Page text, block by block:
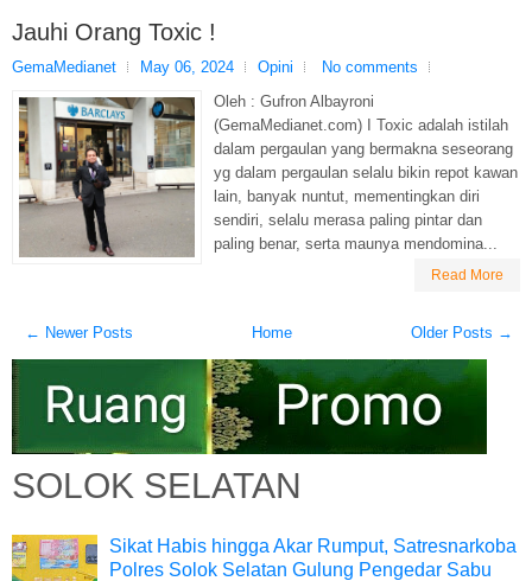
Jauhi Orang Toxic !
GemaMedianet May 06, 2024 Opini
No comments
Oleh : Gufron Albayroni
(GemaMedianet.com) I Toxic adalah istilah
dalam pergaulan yang bermakna seseorang
yg dalam pergaulan selalu bikin repot kawan
lain, banyak nuntut, mementingkan diri
sendiri, selalu merasa paling pintar dan
paling benar, serta maunya mendomina...
Read More
← Newer Posts Older Posts →
Home
SOLOK SELATAN
Sikat Habis hingga Akar Rumput, Satresnarkoba
Polres Solok Selatan Gulung Pengedar Sabu